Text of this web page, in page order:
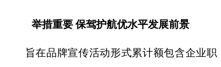
举措重要 保驾护航优水平发展前景
旨在品牌宣传活动形式累计额包含企业职